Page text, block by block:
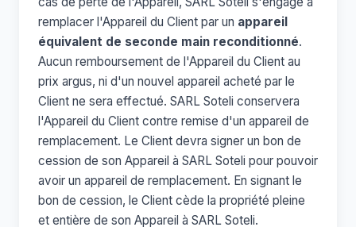
remplacer l'Appareil du Client par un appareil
équivalent de seconde main reconditionné.
Aucun remboursement de l'Appareil du Client au
prix argus, ni d'un nouvel appareil acheté par le
Client ne sera effectué. SARL Soteli conservera
l'Appareil du Client contre remise d'un appareil de
remplacement. Le Client devra signer un bon de
cession de son Appareil à SARL Soteli pour pouvoir
avoir un appareil de remplacement. En signant le
bon de cession, le Client cède la propriété pleine
et entière de son Appareil à SARL Soteli.